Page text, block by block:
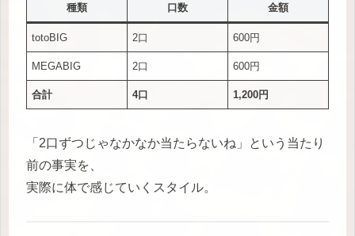
種類 口数 金額
totoBIG 2口 600円
MEGABIG 2口 600円
合計 4口 1,200円
「2口ずつじゃなかなか当たらないね」という当たり
前の事実を、
実際に体で感じていくスタイル。